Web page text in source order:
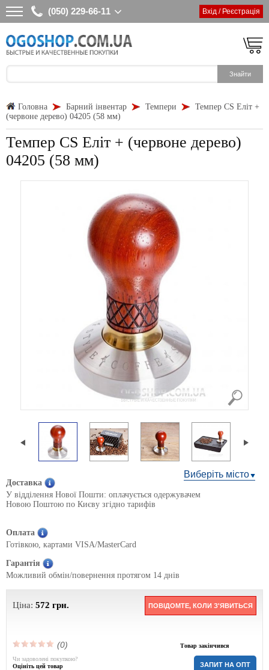
(050) 229-66-11 Вхід / Реєстрація
Головна Барний інвентар Темпери
Темпер CS Еліт +
(червоне дерево) 04205 (58 мм)
Темпер CS Еліт + (червоне дерево)
04205 (58 мм)
Виберіть місто
Доставка
У відділення Нової Пошти: оплачується одержувачем
Новою Поштою по Києву згідно тарифів
Оплата
Готівкою, картами VISA/MasterCard
Гарантія
Можливий обмін/повернення протягом 14 днів
Ціна: 572 грн. ПОВІДОМТЕ, КОЛИ З'ЯВИТЬСЯ
(0) Товар закінчився
ЗАПИТ НА ОПТ
Чи задоволені покупкою?
Оцініть цей товар